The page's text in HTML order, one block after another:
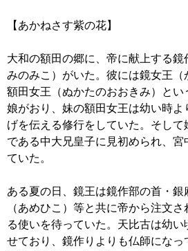
【あかねさす紫の花】
大和の額田の郷に、帝に献上する
みのみこ）がいた。彼には鏡女王（
額田女王（ぬかたのおおきみ）とい
娘がおり、妹の額田女王は幼い時
げを伝える修行をしていた。そし
である中大兄皇子に見初められ、宮
ていた。
ある夏の日、鏡王は鏡作部の首・
（あめひこ）等と共に帝から注文
る使いを待っていた。天比古は幼
せており、鏡作りよりも仏師にな